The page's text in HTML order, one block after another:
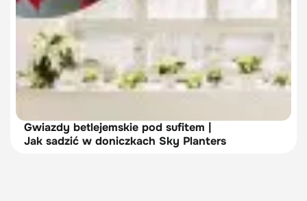
Gwiazdy betlejemskie pod sufitem |
Jak sadzić w doniczkach Sky Planters